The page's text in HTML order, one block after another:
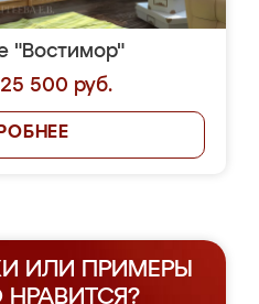
"Востимор"
500 руб.
ИЛИ ПРИМЕРЫ
НРАВИТСЯ?